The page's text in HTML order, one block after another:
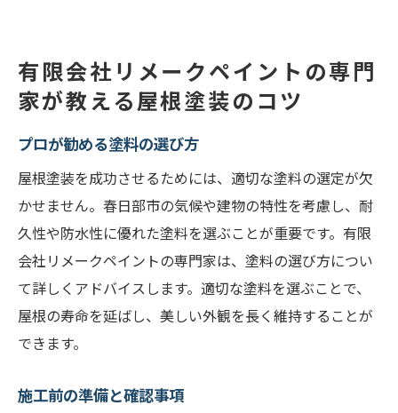
有限会社リメークペイントの専門
家が教える屋根塗装のコツ
プロが勧める塗料の選び方
屋根塗装を成功させるためには、適切な塗料の選定が欠
かせません。春日部市の気候や建物の特性を考慮し、耐
久性や防水性に優れた塗料を選ぶことが重要です。有限
会社リメークペイントの専門家は、塗料の選び方につい
て詳しくアドバイスします。適切な塗料を選ぶことで、
屋根の寿命を延ばし、美しい外観を長く維持することが
できます。
施工前の準備と確認事項